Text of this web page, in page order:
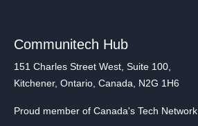
Communitech Hub
151 Charles Street West, Suite 100,
Kitchener, Ontario, Canada, N2G 1H6
Proud member of Canada's Tech Network